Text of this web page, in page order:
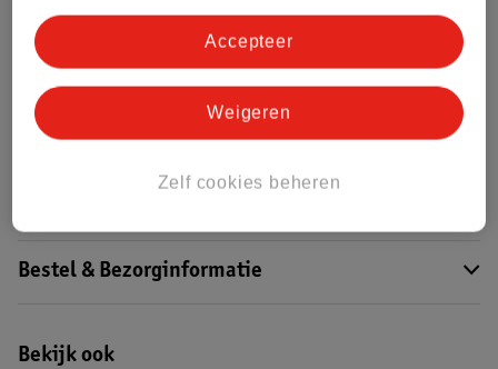
Etiketinformatie
Nature Impact Score
Dit product heeft (nog) geen Nature
Meer informatie
Bestel & Bezorginformatie
Bekijk ook
Zelf cookies beheren
Weigeren
Accepteer